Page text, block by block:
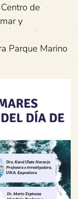
de
y
Parque Marino